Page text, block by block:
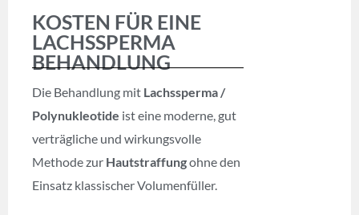
KOSTEN FÜR EINE
LACHSSPERMA
BEHANDLUNG
Die Behandlung mit Lachssperma /
Polynukleotide ist eine moderne, gut
verträgliche und wirkungsvolle
Methode zur Hautstraffungohne den
Einsatz klassischer Volumenfüller.